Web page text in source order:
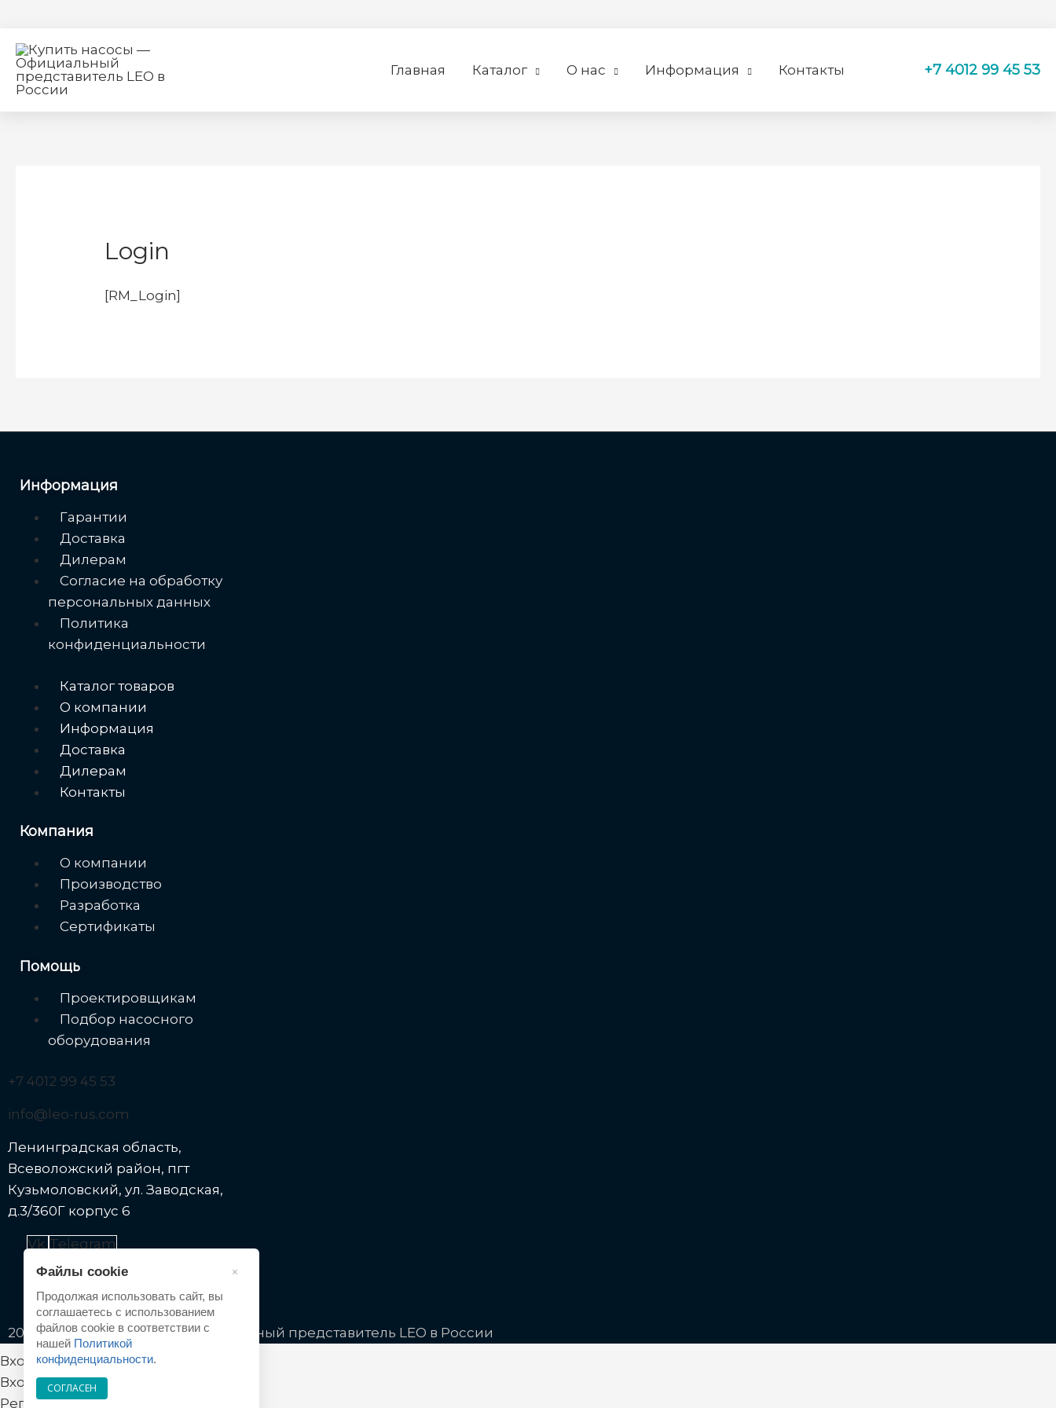
Главная Каталог О нас Информация Контакты +7 4012 99 45 53
Login
[RM_Login]
Информация
Меню
Гарантии
Доставка
Дилерам
Согласие на обработку
персональных данных
Политика
конфиденциальности
Меню
Каталог товаров
О компании
Информация
Доставка
Дилерам
Контакты
Компания
Меню
О компании
Производство
Разработка
Сертификаты
Помощь
Меню
Проектировщикам
Подбор насосного
оборудования
+7 4012 99 45 53
info@leo-rus.com
Ленинградская область,
Всеволожский район, пгт
Кузьмоловский, ул. Заводская,
д.3/360Г корпус 6
Vk Telegram
2026 © | Купить насосы - Официальный представитель LEO в России
Вход
Вход
Регистрация
×
Файлы cookie
Продолжая использовать сайт, вы
соглашаетесь с использованием
файлов cookie в соответствии с
нашей Политикой
конфиденциальности.
СОГЛАСЕН